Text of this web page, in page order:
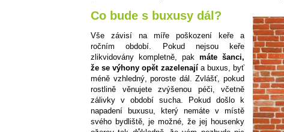
Co bude s buxusy dál?
Vše závisí na míře poškození keře a
ročním období. Pokud nejsou keře
zlikvidovány kompletně, pak máte šanci,
že se výhony opět zazelenajía buxus, byť
méně vzhledný, poroste dál. Zvlášť, pokud
rostlině věnujete zvýšenou péči, včetně
zálivky v období sucha. Pokud došlo k
napadení buxusu, který nemáte v místě
svého bydliště, je možné, že jej housenky